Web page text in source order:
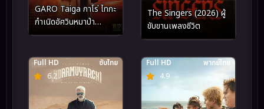
GARO Taiga กาโร่ ไทกะ
กำเนิดอัศวินหมาป่า
ทองคำ (2025)
The Singers (2026) ผู้
ขับขานเพลงชีวิต
6.2
Full HD ซับไทย
4.9
Full HD พากย์ไทย